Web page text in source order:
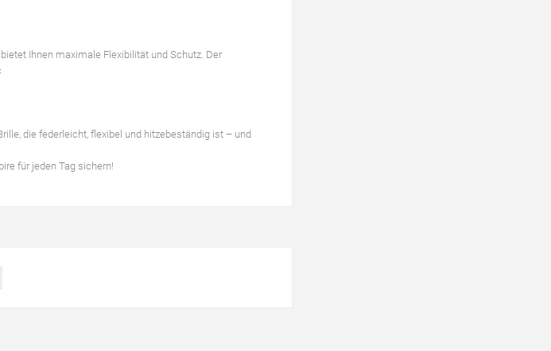
Ihnen maximale Flexibilität und Schutz. Der
die federleicht, flexibel und hitzebeständig ist – und
für jeden Tag sichern!